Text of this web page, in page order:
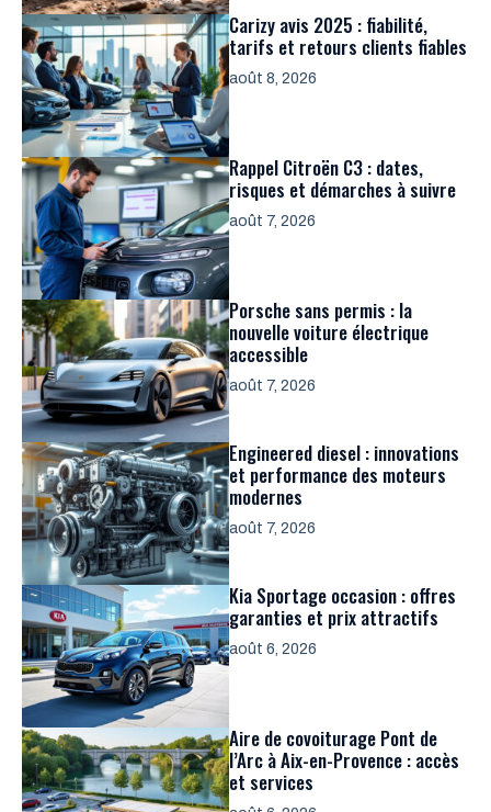
Carizy avis 2025 : fiabilité,
tarifs et retours clients fiables
août 8, 2026
Rappel Citroën C3 : dates,
risques et démarches à suivre
août 7, 2026
Porsche sans permis : la
nouvelle voiture électrique
accessible
août 7, 2026
Engineered diesel : innovations
et performance des moteurs
modernes
août 7, 2026
Kia Sportage occasion : offres
garanties et prix attractifs
août 6, 2026
Aire de covoiturage Pont de
l’Arc à Aix-en-Provence : accès
et services